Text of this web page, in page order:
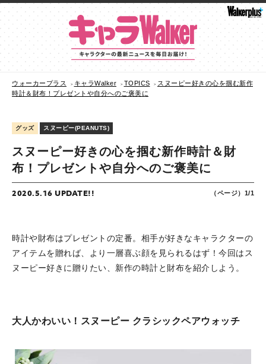
ウォーカープラス キャラWalker TOPICS
スヌーピー好きの心を掴む新作
時計＆財布！プレゼントや自分へのご褒美に
グッズ スヌーピー(PEANUTS)
スヌーピー好きの心を掴む新作時計＆財
布！プレゼントや自分へのご褒美に
2020.5.16 UPDATE!! （ページ）1/1
時計や財布はプレゼントの定番。相手が好きなキャラクターの
アイテムを贈れば、より一層喜ぶ顔を見られるはず！今回はス
ヌーピー好きに贈りたい、新作の時計と財布を紹介しよう。
大人かわいい！スヌーピー クラシックペアウォッチ